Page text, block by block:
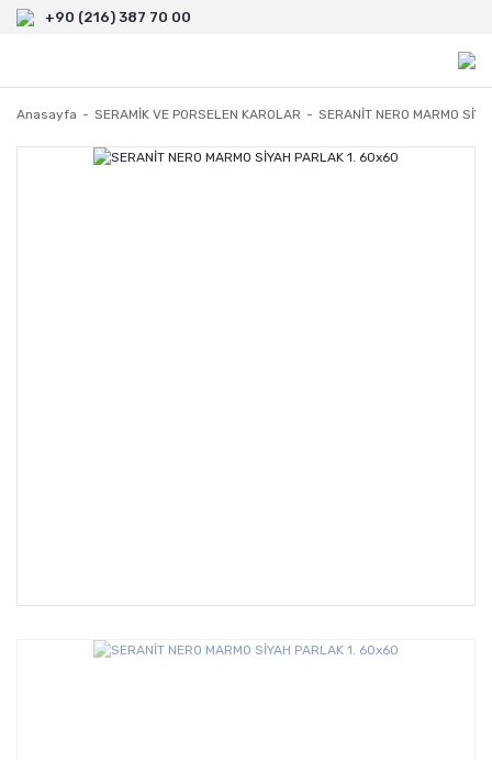
+90 (216) 387 70 00
Anasayfa SERAMİK VE PORSELEN KAROLAR SERANİT NERO MARMO